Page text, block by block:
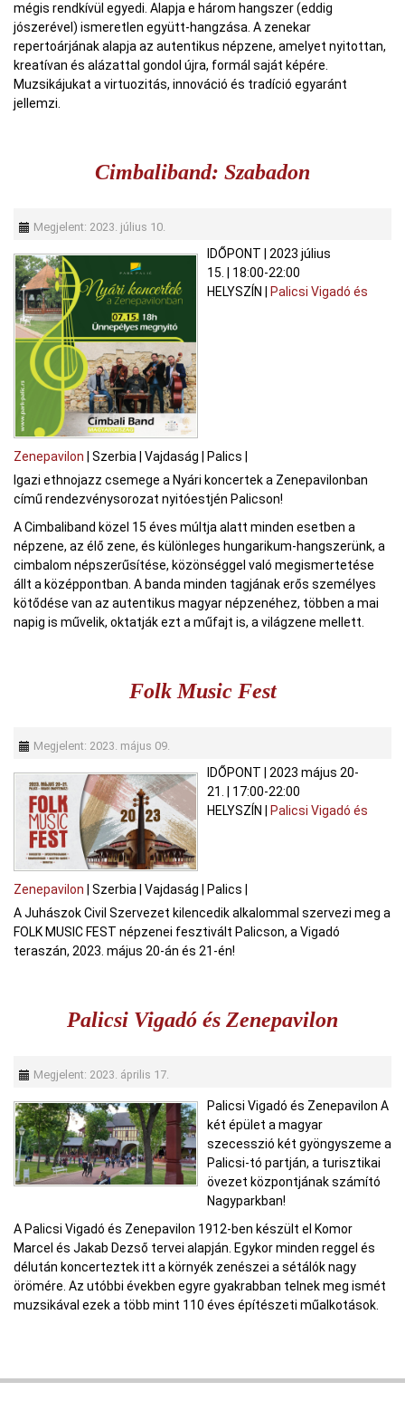
mégis rendkívül egyedi. Alapja e három hangszer (eddig
jószerével) ismeretlen együtt-hangzása. A zenekar
repertoárjának alapja az autentikus népzene, amelyet nyitottan,
kreatívan és alázattal gondol újra, formál saját képére.
Muzsikájukat a virtuozitás, innováció és tradíció egyaránt
jellemzi.
Cimbaliband: Szabadon
Megjelent: 2023. július 10.
IDŐPONT
2023 július
15.
18:00-22:00
HELYSZÍN
Palicsi Vigadó és
Zenepavilon Szerbia Vajdaság Palics
Igazi ethnojazz csemege a Nyári koncertek a Zenepavilonban
című rendezvénysorozat nyitóestjén Palicson!
A Cimbaliband közel 15 éves múltja alatt minden esetben a
népzene, az élő zene, és különleges hungarikum-hangszerünk, a
cimbalom népszerűsítése, közönséggel való megismertetése
állt a középpontban. A banda minden tagjának erős személyes
kötődése van az autentikus magyar népzenéhez, többen a mai
napig is művelik, oktatják ezt a műfajt is, a világzene mellett.
Folk Music Fest
Megjelent: 2023. május 09.
IDŐPONT
2023 május 20-
21.
17:00-22:00
HELYSZÍN
Palicsi Vigadó és
Zenepavilon Szerbia Vajdaság Palics
A Juhászok Civil Szervezet kilencedik alkalommal szervezi meg a
FOLK MUSIC FEST népzenei fesztivált Palicson, a Vigadó
teraszán, 2023. május 20-án és 21-én!
Palicsi Vigadó és Zenepavilon
Megjelent: 2023. április 17.
Palicsi Vigadó és Zenepavilon A
két épület a magyar
szecesszió két gyöngyszeme a
Palicsi-tó partján, a turisztikai
övezet központjának számító
Nagyparkban!
A Palicsi Vigadó és Zenepavilon 1912-ben készült el Komor
Marcel és Jakab Dezső tervei alapján. Egykor minden reggel és
délután koncerteztek itt a környék zenészei a sétálók nagy
örömére. Az utóbbi években egyre gyakrabban telnek meg ismét
muzsikával ezek a több mint 110 éves építészeti műalkotások.